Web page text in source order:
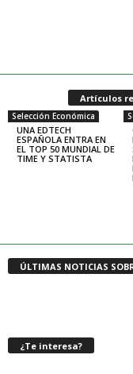
Artículos
Selección Económica
UNA EDTECH
ESPAÑOLA ENTRA EN
EL TOP 50 MUNDIAL DE
TIME Y STATISTA
ÚLTIMAS NOTICIAS
¿Te interesa?